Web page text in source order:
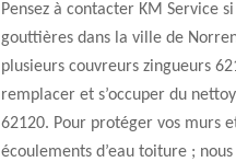
Pensez à contacter KM Service
gouttières dans la ville de
plusieurs couvreurs zingueurs
remplacer et s’occuper du
62120. Pour protéger vos murs
écoulements d’eau toiture ;